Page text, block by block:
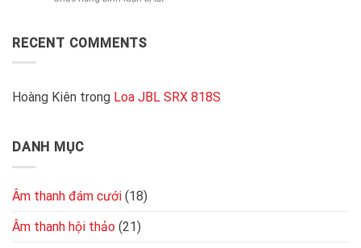
lượng
tốt
đẩy
RECENT COMMENTS
Hoàng Kiên trong Loa JBL SRX 818S
DANH MỤC
Âm thanh đám cưới (18)
Âm thanh hội thảo (21)